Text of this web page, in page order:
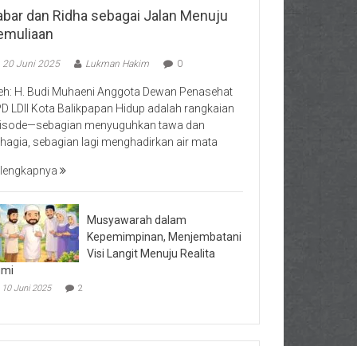
dan Ridha sebagai Jalan Menuju
20 Juni 2025 Lukman Hakim 0
H. Budi Muhaeni Anggota Dewan Penasehat
LDII Kota Balikpapan Hidup adalah rangkaian
menyuguhkan tawa dan
sebagian lagi menghadirkan air mata
Musyawarah dalam
Kepemimpinan, Menjembatani
Visi Langit Menuju Realita
10 Juni 2025 2